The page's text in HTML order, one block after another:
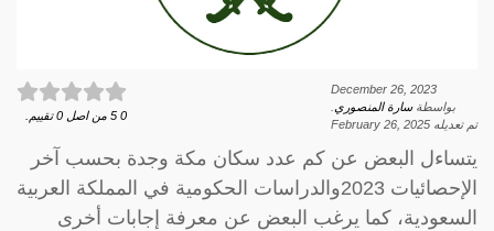
December 26, 2023
بواسطةسارة المنصوري
تم تعديله February 26, 2025
0
5 من اصل 0 تقييم.
يتساءل البعض عن كم عدد سكان مكة وجدة بحسب آخر
الإحصائيات 2023والدراسات الحكومية في المملكة العربية
السعودية، كما يرغب البعض عن معرفة إجابات أخرى